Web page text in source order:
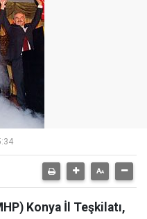
Konya İl Teşkilatı,